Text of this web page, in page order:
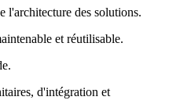
l'architecture des solutions.
et réutilisable.
d'intégration et